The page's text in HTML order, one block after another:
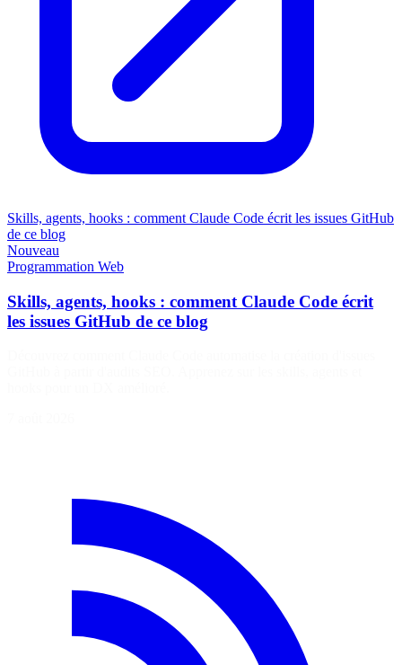
Skills, agents, hooks : comment Claude Code écrit les issues GitHub
de ce blog
Nouveau
Programmation Web
Skills, agents, hooks : comment Claude Code écrit
les issues GitHub de ce blog